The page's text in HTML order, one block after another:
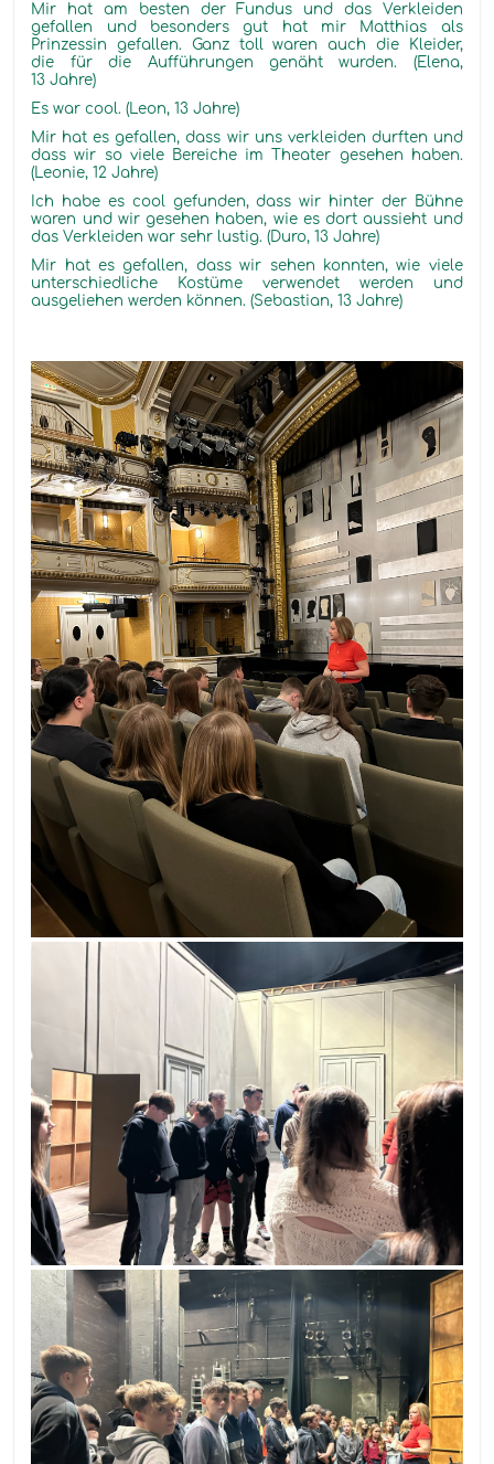
Mir hat am besten der Fundus und das Verkleiden
gefallen und besonders gut hat mir Matthias als
Prinzessin gefallen. Ganz toll waren auch die Kleider,
die für die Aufführungen genäht wurden. (Elena,
13 Jahre)
Es war cool. (Leon, 13 Jahre)
Mir hat es gefallen, dass wir uns verkleiden durften und
dass wir so viele Bereiche im Theater gesehen haben.
(Leonie, 12 Jahre)
Ich habe es cool gefunden, dass wir hinter der Bühne
waren und wir gesehen haben, wie es dort aussieht und
das Verkleiden war sehr lustig. (Duro, 13 Jahre)
Mir hat es gefallen, dass wir sehen konnten, wie viele
unterschiedliche Kostüme verwendet werden und
ausgeliehen werden können. (Sebastian, 13 Jahre)